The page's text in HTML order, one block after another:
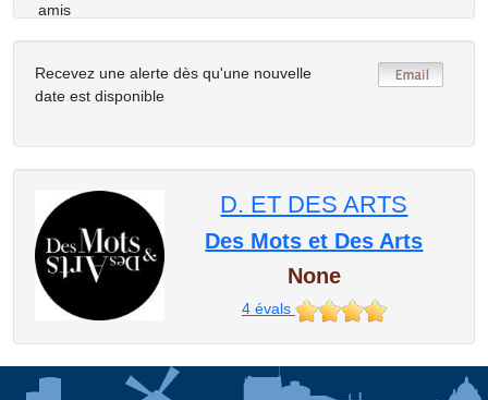
amis
Recevez une alerte dès qu'une nouvelle
date est disponible
D. ET DES ARTS
Des Mots et Des Arts
None
4évals